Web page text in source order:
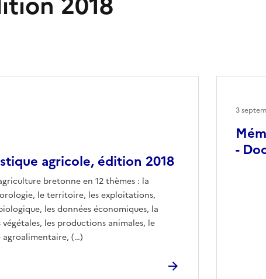
agricole, édition 2018
bretonne en 12 thèmes : la
le territoire, les exploitations,
les données économiques, la
les productions animales, le
(…)
-
3